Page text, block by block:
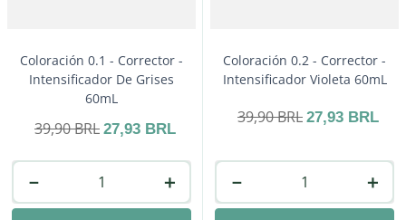
Coloración 0.1 - Corrector -
Intensificador De Grises
60mL
39,90BRL 27,93 BRL
＋
－
Coloración 0.2 - Corrector -
Intensificador Violeta 60mL
39,90BRL 27,93 BRL
＋
－